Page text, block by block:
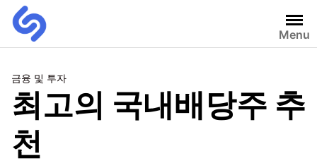
Menu
금융 및 투자
최고의 국내배당주 추
천